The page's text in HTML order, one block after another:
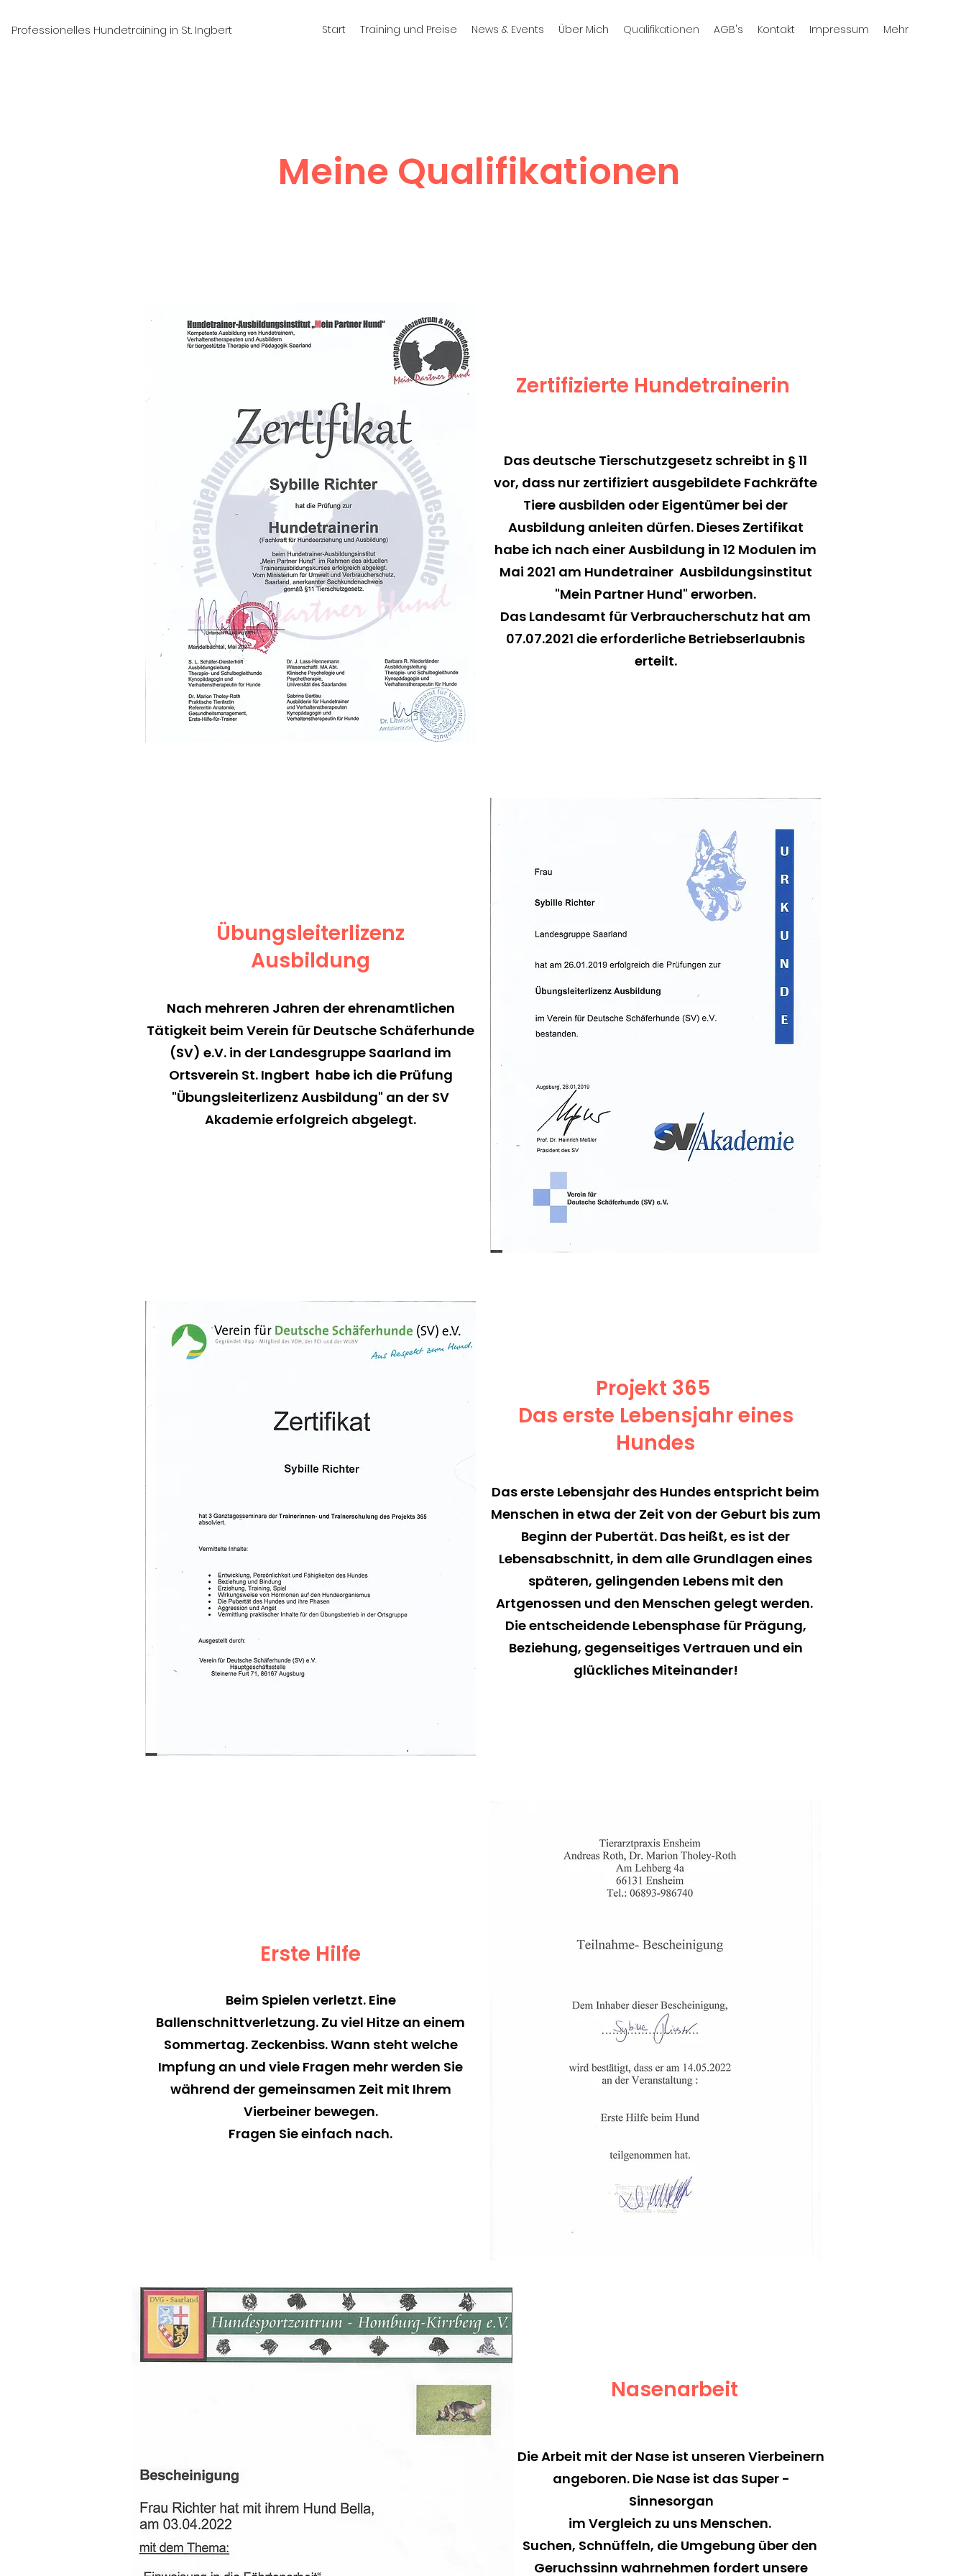
Hundetraining in St. Ingbert Start Training und Preise News & Events Über Mich Qualifikationen AGB's Kontakt Impressum Mehr
Meine Qualifikationen
Zertifizierte Hundetrainerin
Das deutsche Tierschutzgesetz schreibt in § 11
vor, dass nur zertifiziert ausgebildete Fachkräfte
Tiere ausbilden oder Eigentümer bei der
Ausbildung anleiten dürfen. Dieses Zertifikat
habe ich nach einer Ausbildung in 12 Modulen im
Mai 2021 am Hundetrainer Ausbildungsinstitut
"Mein Partner Hund" erworben.
Das Landesamt für Verbraucherschutz hat am
07.07.2021 die erforderliche Betriebserlaubnis
erteilt.
Übungsleiterlizenz
Ausbildung
Nach mehreren Jahren der ehrenamtlichen
Tätigkeit beim Verein für Deutsche Schäferhunde
(SV) e.V. in der Landesgruppe Saarland im
Ortsverein St. Ingbert habe ich die Prüfung
"Übungsleiterlizenz Ausbildung" an der SV
Akademie erfolgreich abgelegt.
Projekt 365
Das erste Lebensjahr eines
Hundes
Das erste Lebensjahr des Hundes entspricht beim
Menschen in etwa der Zeit von der Geburt bis zum
Beginn der Pubertät. Das heißt, es ist der
Lebensabschnitt, in dem alle Grundlagen eines
späteren, gelingenden Lebens mit den
Artgenossen und den Menschen gelegt werden.
Die entscheidende Lebensphase für Prägung,
Beziehung, gegenseitiges Vertrauen und ein
glückliches Miteinander!
Erste Hilfe
Beim Spielen verletzt. Eine
Ballenschnittverletzung. Zu viel Hitze an einem
Sommertag. Zeckenbiss. Wann steht welche
Impfung an und viele Fragen mehr werden Sie
während der gemeinsamen Zeit mit Ihrem
Vierbeiner bewegen.
Fragen Sie einfach nach.
Nasenarbeit
Die Arbeit mit der Nase ist unseren Vierbeinern
angeboren. Die Nase ist das Super -
Sinnesorgan
im Vergleich zu uns Menschen.
Suchen, Schnüffeln, die Umgebung über den
Geruchssinn wahrnehmen fordert unsere